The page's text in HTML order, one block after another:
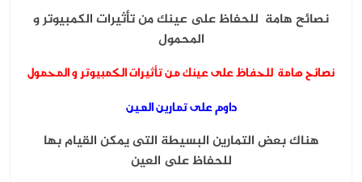
نصائح هامة للحفاظ على عينك من تأثيرات الكمبيوتر و
المحمول
نصائح هامة للحفاظ على عينك من تأثيرات الكمبيوتر و المحمول
داوم على تمارين العين
هناك بعض التمارين البسيطة التى يمكن القيام بها
للحفاظ على العين